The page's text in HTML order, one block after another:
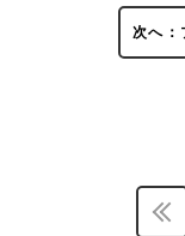
次へ：